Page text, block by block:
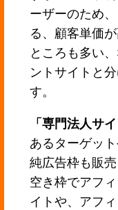
ーザーのため
る、顧客単価
ところも多い
ントサイトと
す。
「専門法人サイ
あるターゲッ
純広告枠も販
空き枠でアフ
イトや、アフ